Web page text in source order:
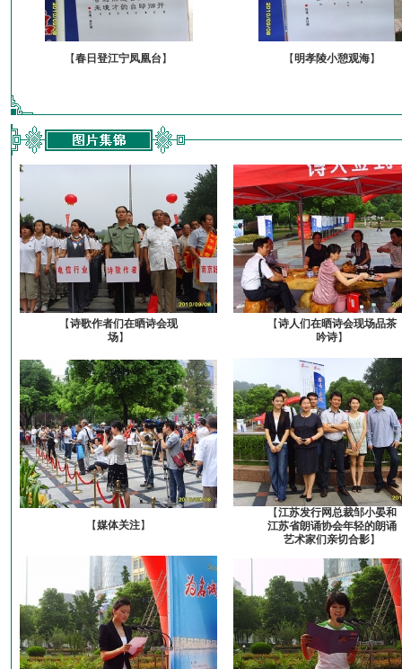
【春日登江宁凤凰台】 【明孝陵小憩观海】
【诗歌作者们在晒诗会现
场】
【诗人们在晒诗会现场品茶
吟诗】
【媒体关注】
【江苏发行网总裁邹小晏和
江苏省朗诵协会年轻的朗诵
艺术家们亲切合影】